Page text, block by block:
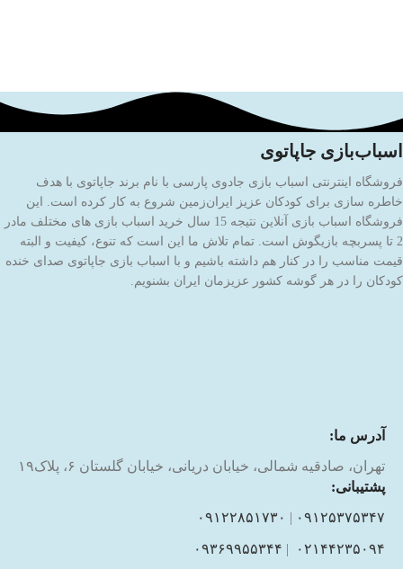
اسباب‌بازی جاپاتوی
فروشگاه اینترنتی اسباب بازی جادوی پارسی با نام برند جاپاتوی با هدف
خاطره سازی برای کودکان عزیز ایران‌زمین شروع به کار کرده است. این
فروشگاه اسباب بازی آنلاین نتیجه 15 سال خرید اسباب بازی های مختلف مادر
2 تا پسربچه بازیگوش است. تمام تلاش ما این است که تنوع، کیفیت و البته
قیمت مناسب را در کنار هم داشته باشیم و با اسباب بازی جاپاتوی صدای خنده
کودکان را در هر گوشه کشور عزیزمان ایران بشنویم.
آدرس ما:
تهران، صادقیه شمالی، خیابان دریانی، خیابان گلستان ۶، پلاک۱۹
پشتیبانی:
۰۹۱۲۵۳۷۵۳۴۷ | ۰۹۱۲۲۸۵۱۷۳۰
۰۲۱۴۴۲۳۵۰۹۴ | ۰۹۳۶۹۹۵۵۳۴۴